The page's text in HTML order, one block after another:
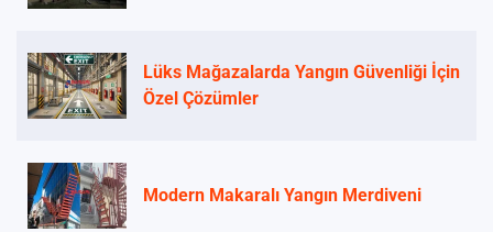
Lüks Mağazalarda Yangın Güvenliği İçin
Özel Çözümler
Modern Makaralı Yangın Merdiveni